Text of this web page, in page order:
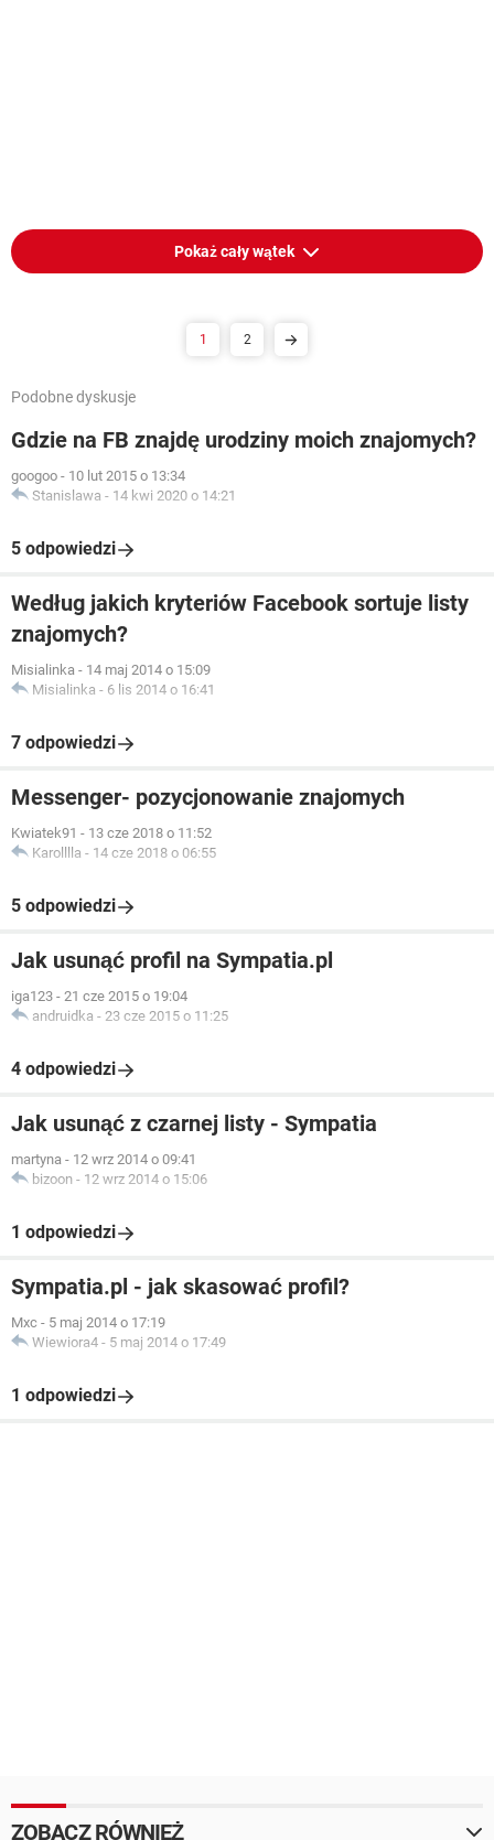
Pokaż cały wątek
1 2
Podobne dyskusje
Gdzie na FB znajdę urodziny moich znajomych?
googoo - 10 lut 2015 o 13:34
Stanislawa - 14 kwi 2020 o 14:21
5 odpowiedzi
Według jakich kryteriów Facebook sortuje listy
znajomych?
Misialinka - 14 maj 2014 o 15:09
Misialinka - 6 lis 2014 o 16:41
7 odpowiedzi
Messenger- pozycjonowanie znajomych
Kwiatek91 - 13 cze 2018 o 11:52
Karolllla - 14 cze 2018 o 06:55
5 odpowiedzi
Jak usunąć profil na Sympatia.pl
iga123 - 21 cze 2015 o 19:04
andruidka - 23 cze 2015 o 11:25
4 odpowiedzi
Jak usunąć z czarnej listy - Sympatia
martyna - 12 wrz 2014 o 09:41
bizoon - 12 wrz 2014 o 15:06
1 odpowiedzi
Sympatia.pl - jak skasować profil?
Mxc - 5 maj 2014 o 17:19
Wiewiora4 - 5 maj 2014 o 17:49
1 odpowiedzi
ZOBACZ RÓWNIEŻ